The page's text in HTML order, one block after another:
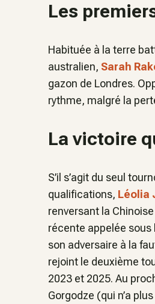
Les
Habituée à la terre
australien, Sarah
gazon de Londres.
rythme, malgré la
La victoire
S’il s’agit du seul
qualifications, Léolia
renversant la
récente appelée sous
son adversaire à la
rejoint le deuxième
2023 et 2025. Au
Gorgodze (qui n’a